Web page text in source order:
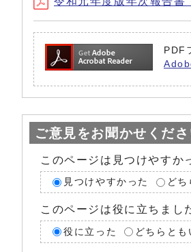
PDF
ご意見をお聞かせくだ
このページは見つけやすか
見つけやすかった どち
このページは役に立ちまし
役に立った どちらとも